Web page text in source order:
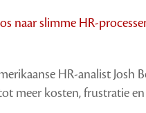
naar slimme HR-
HR-analist Josh
meer kosten, frustratie